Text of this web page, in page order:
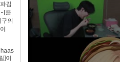
김
[클
의
]이